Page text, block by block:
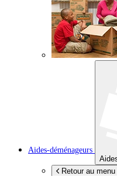
Aides-déménageurs
Retour au